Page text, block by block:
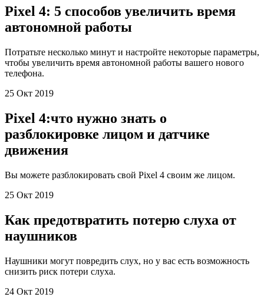
Pixel 4: 5 способов увеличить время
автономной работы
Потратьте несколько минут и настройте некоторые параметры,
чтобы увеличить время автономной работы вашего нового
телефона.
25 Окт 2019
Pixel 4:что нужно знать о
разблокировке лицом и датчике
движения
Вы можете разблокировать свой Pixel 4 своим же лицом.
25 Окт 2019
Как предотвратить потерю слуха от
наушников
Наушники могут повредить слух, но у вас есть возможность
снизить риск потери слуха.
24 Окт 2019